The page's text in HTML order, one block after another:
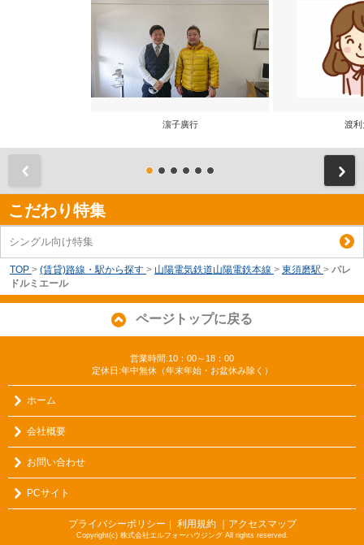
濵子廣行 渡利
こだわり特集
シングル向け特集
TOP > (賃貸)路線・駅から探す > 山陽電気鉄道山陽電鉄本線 > 東須磨駅 > パレ
ドルミエール
ページトップに戻る
営業時間:10：00～18：00
定休日:年中無休（年末年始・お盆休み除く）
ホーム
会社概要
お問い合わせ
PCサイト
プライバシーポリシー 利用規約 ｜アクセスマップ
Copyright(c) 株式会社エルフォーハウジング All rights reserved.